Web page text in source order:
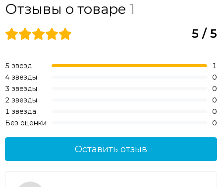
Отзывы о товаре 1
5 / 5
5 звёзд
1
4 звезды
0
3 звезды
0
2 звезды
0
1 звезда
0
Без оценки
0
Оставить отзыв